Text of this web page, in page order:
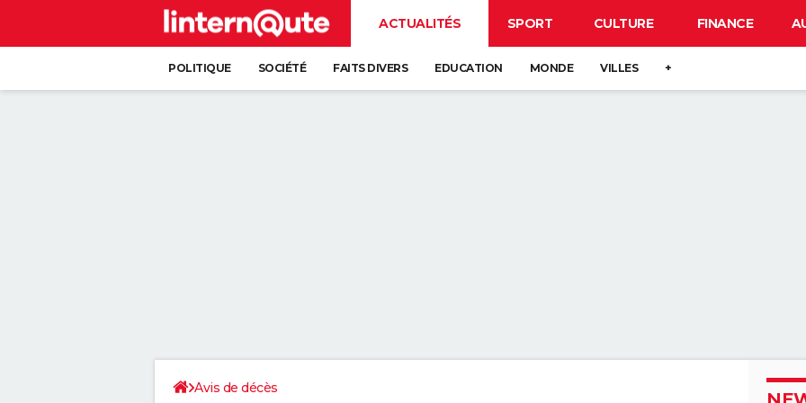
ACTUALITÉS SPORT CULTURE FINANCE
POLITIQUE SOCIÉTÉ FAITS DIVERS EDUCATION MONDE VILLES +
Avis de décès